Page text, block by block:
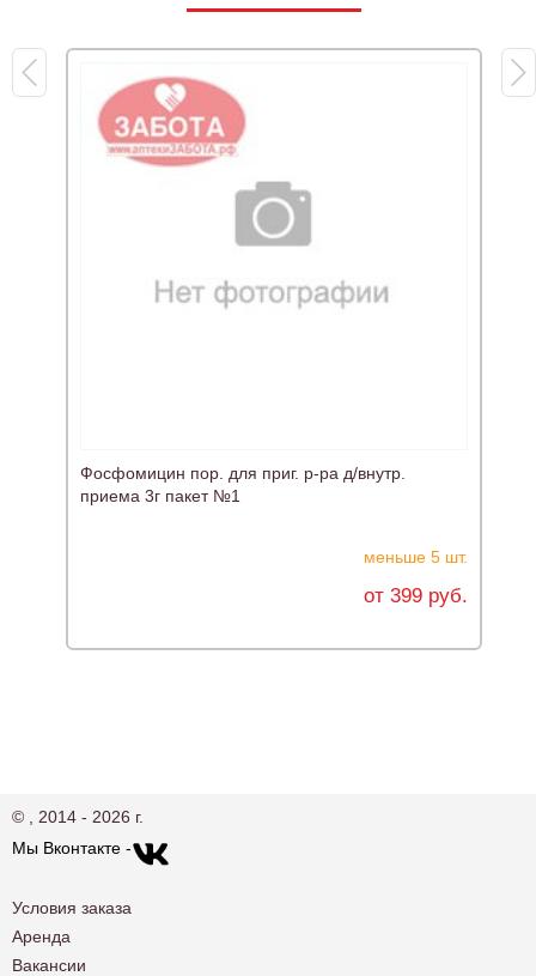
Фосфомицин пор. для приг. р-ра д/внутр.
приема 3г пакет №1
меньше 5 шт.
от 399 руб.
© , 2014 - 2026 г.
Мы Вконтакте -
Условия заказа
Аренда
Вакансии